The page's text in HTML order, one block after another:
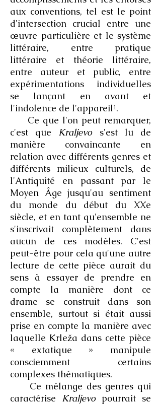
aux conventions, tel est le point
d'intersection crucial entre une
œuvre particulière et le système
littéraire, entre pratique
littéraire et théorie littéraire,
entre auteur et public, entre
expérimentations individuelles
se lançant en avant et
l'indolence de l'appareil¹.
Ce que l'on peut remarquer,
c'est que Kraljevo s'est lu de
manière convaincante en
relation avec différents genres et
différents milieux culturels, de
l'Antiquité en passant par le
Moyen Âge jusqu'au sentiment
du monde du début du XXe
siècle, et en tant qu'ensemble ne
s'inscrivait complètement dans
aucun de ces modèles. C'est
peut-être pour cela qu'une autre
lecture de cette pièce aurait du
sens à essayer de prendre en
compte la manière dont ce
drame se construit dans son
ensemble, surtout si était aussi
prise en compte la manière avec
laquelle Krleža dans cette pièce
« extatique » manipule
consciemment certains
complexes thématiques.
Ce mélange des genres qui
caractérise Kraljevo pourrait se